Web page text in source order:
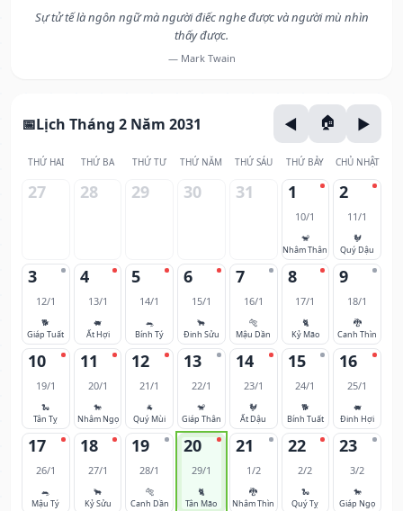
Sự tử tế là ngôn ngữ mà người điếc nghe được và người mù nhìn
thấy được.
— Mark Twain
Lịch Tháng 2 Năm 2031
THỨ HAI THỨ BA THỨ TƯ THỨ NĂM THỨ SÁU THỨ BẢY CHỦ NHẬT
27 28 29 30 31 1
10/1
🐒
Nhâm Thân
2
11/1
🐓
Quý Dậu
3
12/1
🐕
Giáp Tuất
4
13/1
🐖
Ất Hợi
5
14/1
🐀
Bính Tý
6
15/1
🐂
Đinh Sửu
7
16/1
🐅
Mậu Dần
8
17/1
🐈
Kỷ Mão
9
18/1
🐉
Canh Thìn
10
19/1
🐍
Tân Tỵ
11
20/1
🐎
Nhâm Ngọ
12
21/1
🐐
Quý Mùi
13
22/1
🐒
Giáp Thân
14
23/1
🐓
Ất Dậu
15
24/1
🐕
Bính Tuất
16
25/1
🐖
Đinh Hợi
17
26/1
🐀
Mậu Tý
18
27/1
🐂
Kỷ Sửu
19
28/1
🐅
Canh Dần
20
29/1
🐈
Tân Mão
21
1/2
🐉
Nhâm Thìn
22
2/2
🐍
Quý Tỵ
23
3/2
🐎
Giáp Ngọ